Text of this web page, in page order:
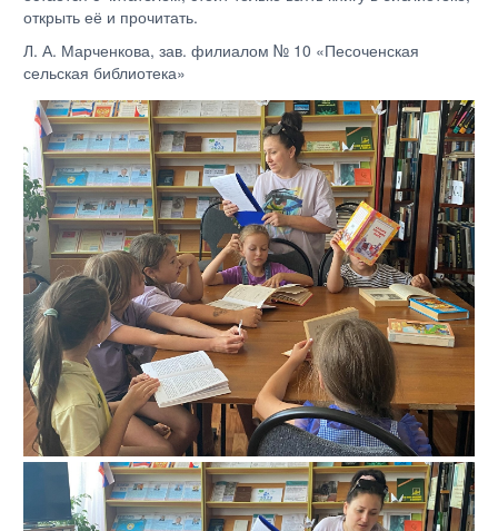
открыть её и прочитать.
Л. А. Марченкова, зав. филиалом № 10 «Песоченская
сельская библиотека»